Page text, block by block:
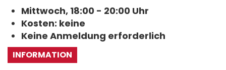
Mittwoch, 18:00 - 20:00 Uhr
Kosten: keine
Keine Anmeldung erforderlich
INFORMATION